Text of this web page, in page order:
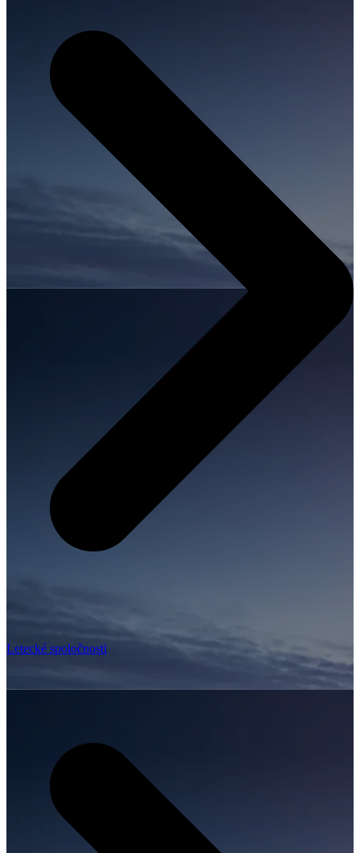
Letecké spoločnosti